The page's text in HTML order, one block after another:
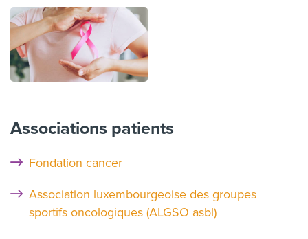
Associations patients
Fondation cancer
Association luxembourgeoise des groupes
sportifs oncologiques (ALGSO asbl)